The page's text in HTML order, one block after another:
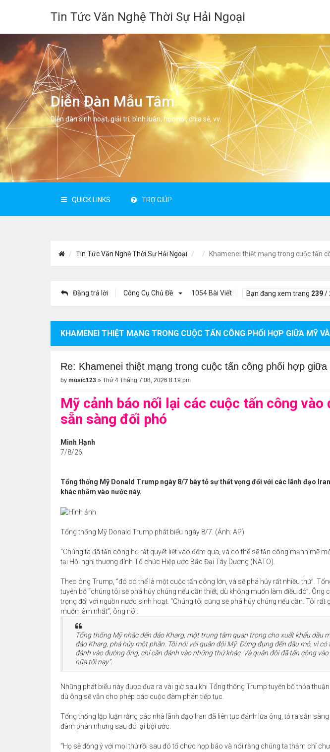
Tin Tức Văn Nghệ Thời Sự Hải Ngoại
Diễn Đàn Mẫu Tâm
Diễn đàn sinh hoạt, giải trí, bình luân, học hỏi, chia sẻ, vv.
QUICK LINKS TRỢ GIÚP
Tin Tức Văn Nghệ Thời Sự Hải Ngoại Khamenei thiệt mạng trong cuộc tấn
Đăng trả lời Công Cụ Chủ Đề 1054 Bài Viết Bạn đang xem trang 239/
KHAMENEI THIỆT MẠNG TRONG CUỘC TẤN CÔNG PHỐI HỢP GIỮA MỸ
Re: Khamenei thiệt mạng trong cuộc tấn công phối hợp giữa
by music123 » Thứ 4 Tháng 7 08, 2026 8:19 pm
Mỹ cảnh báo nối lại các cuộc tấn công vào
sẵn sàng đối phó
Minh Hạnh
7/8/26
Tổng thống Mỹ Donald Trump ngày 8/7 bày tỏ sự thất vọng đối với các lãnh đạo
khác nhằm vào nước này.
Tổng thống Mỹ Donald Trump phát biểu ngày 8/7. (Ảnh: AP)
“Chúng ta đã tấn công họ rất quyết liệt vào đêm qua, và có thể sẽ tấn công mạnh mẽ
tại Hội nghị thượng đỉnh Tổ chức Hiệp ước Bắc Đại Tây Dương (NATO).
Theo ông Trump, “đó có thể là một cuộc tấn công lớn, và sẽ phá hủy rất nhiều thứ”.
tuyên bố “chúng tôi sẽ phá hủy chúng nếu cần thiết, dù không muốn làm điều đó”.
trọng đối với nguồn nước sinh hoạt. “Chúng tôi cũng sẽ phá hủy chúng nếu cần. Tôi
muốn làm nhất”, ông nói.
Tổng thống Mỹ nhắc đến đảo Kharg, một trung tâm quan trọng cho xuất khẩu dầu
đảo Kharg, phá hủy một phần. Tôi nói với quân đội Mỹ: Đừng đụng đến dầu mỏ, vì
đánh vào đường ống, chỉ cần đánh vào những thứ khác. Và quân đội đã tấn công
nữa tối nay”.
Những phát biểu này được đưa ra vài giờ sau khi Tổng thống Trump tuyên bố thỏa
dù ông sẽ vẫn cho phép các cuộc đàm phán tiếp tục.
Tổng thống lập luận rằng các nhà lãnh đạo Iran đã liên tục đánh lừa ông, tỏ ra sẵn
đàm phán nhưng sau đó lại bội ước.
“Họ sẽ đồng ý với mọi thứ rồi sau đó tổ chức họp báo và nói rằng chúng ta thậm chí